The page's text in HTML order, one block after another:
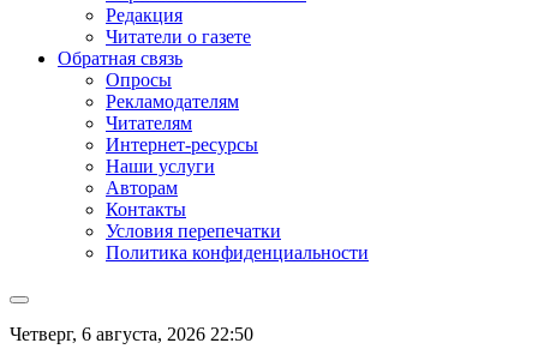
Редакция
Читатели о газете
Обратная связь
Опросы
Рекламодателям
Читателям
Интернет-ресурсы
Наши услуги
Авторам
Контакты
Условия перепечатки
Политика конфиденциальности
Четверг, 6 августа, 2026 22:50